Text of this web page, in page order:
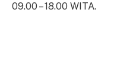
09.00 – 18.00 WITA.